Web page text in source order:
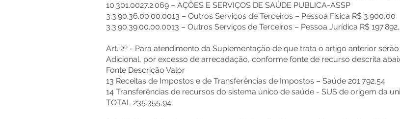
10.301.0027.2.069 – AÇÕES E SERVIÇOS DE SAÚDE PUBLICA-ASSP
3.3.90.36.00.00.0013 – Outros Serviços de Terceiros – Pessoa Física R$ 3.900,00
3.3.90.39.00.00.0013 – Outros Serviços de Terceiros – Pessoa Jurídica R$
Art. 2º - Para atendimento da Suplementação de que trata o artigo anterior
Adicional, por excesso de arrecadação, conforme fonte de recurso descrita
Fonte Descrição Valor
13 Receitas de Impostos e de Transferências de Impostos – Saúde 201.792,54
14 Transferências de recursos do sistema único de saúde - SUS de origem da
TOTAL 235.355,94